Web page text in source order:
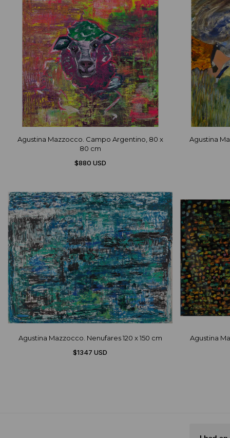
Agustina Mazzocco. Campo Argentino, 80 x
80 cm
$880 USD
Agustina
Agustina Mazzocco. Nenufares 120 x 150 cm
$1347 USD
Agustina